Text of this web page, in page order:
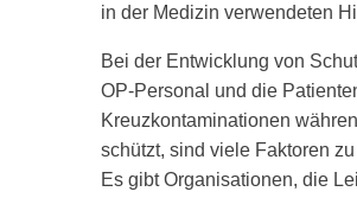
in der Medizin verwendeten
Bei der Entwicklung von
OP-Personal und die
Kreuzkontaminationen
schützt, sind viele Faktoren
Es gibt Organisationen, die